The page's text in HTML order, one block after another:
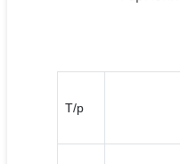
Т/р